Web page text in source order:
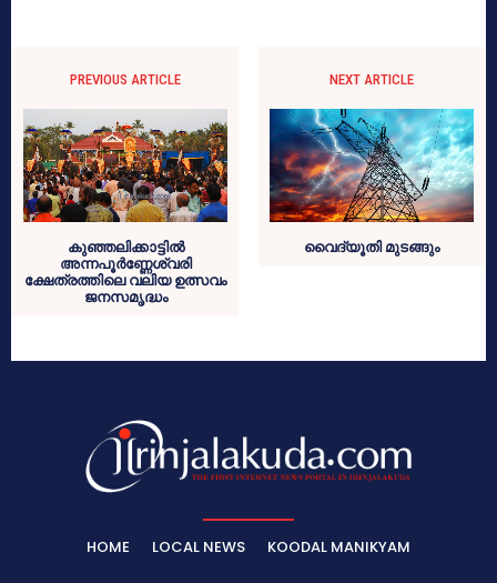
PREVIOUS ARTICLE
കുഞ്ഞലിക്കാട്ടില്‍
അന്നപൂര്‍ണ്ണേശ്വരി
ക്ഷേത്രത്തിലെ വലിയ ഉത്സവം
ജനസമൃദ്ധം
NEXT ARTICLE
വൈദ്യൂതി മുടങ്ങും
HOME LOCAL NEWS KOODAL MANIKYAM